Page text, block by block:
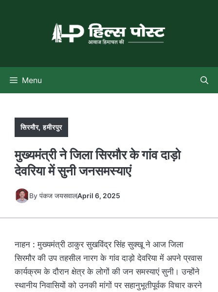
Menu
सिरमौर,हमीरपुर
मुख्यमंत्री ने जिला सिरमौर के गांव दाड़ो
देवरिया में सुनी जनसमस्याएं
By पंकज जयसवालApril 6, 2025
नाहन : मुख्यमंत्री ठाकुर सुखविंद्र सिंह सुक्खू ने आज जिला
सिरमौर की उप तहसील नारग के गांव दाड़ो देवरिया में अपने प्रवास
कार्यक्रम के दौरान क्षेत्र के लोगों की जन समस्याएं सुनी। उन्होंने
स्थानीय निवासियों को उनकी मांगों पर सहानुभूतीपूर्वक विचार करने